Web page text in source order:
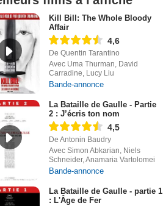
Kill Bill: The Whole Bloody
Affair
4,6
De Quentin Tarantino
Avec Uma Thurman, David
Carradine, Lucy Liu
Bande-annonce
La Bataille de Gaulle - Partie
2 : J’écris ton nom
4,5
De Antonin Baudry
Avec Simon Abkarian, Niels
Schneider, Anamaria Vartolomei
Bande-annonce
La Bataille de Gaulle - partie 1
: L'Âge de Fer